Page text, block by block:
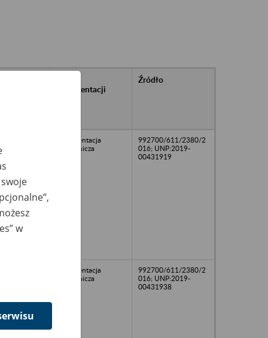
dokumentacji
Źródło
Dokumentacja
pracownicza
992700/611/2380/2
016; UNP:2019-
00431919
Dokumentacja
pracownicza
992700/611/2380/2
016; UNP:2019-
00431938
w